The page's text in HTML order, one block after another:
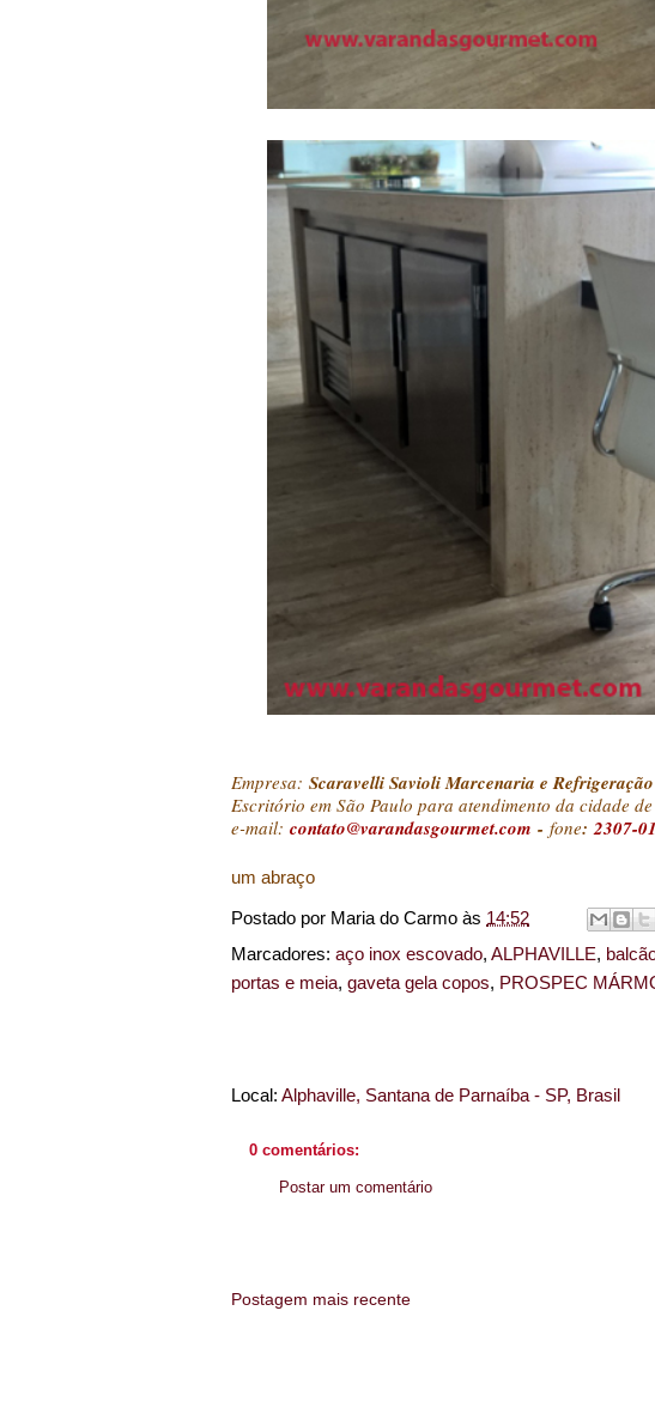
Empresa: Scaravelli Savioli Marcenaria e
Escritório em São Paulo para atendimento da cidade
e-mail: contato@varandasgourmet.com - fone:2307-
um abraço
Postado por Maria do Carmo às 14:52
Marcadores: aço inox escovado, ALPHAVILLE,
portas e meia, gaveta gela copos, PROSPEC
Local: Alphaville, Santana de Parnaíba - SP, Brasil
0 comentários:
Postar um comentário
Postagem mais recente